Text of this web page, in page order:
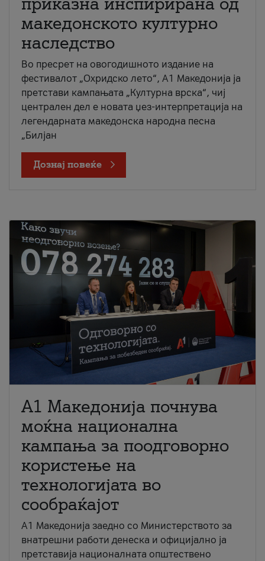
македонското културно
наследство
Во пресрет на овогодишното издание на
фестивалот „Охридско лето“, А1 Македонија ја
претстави кампањата „Културна врска“, чиј
централен дел е новата џез-интерпретација на
легендарната македонска народна песна
„Билјан
Дознај повеќе
A1 Македонија почнува
моќна национална
кампања за поодговорно
користење на
технологијата во
сообраќајот
A1 Македонија заедно со Министерството за
внатрешни работи денеска и официјално ја
претставија националната општествено